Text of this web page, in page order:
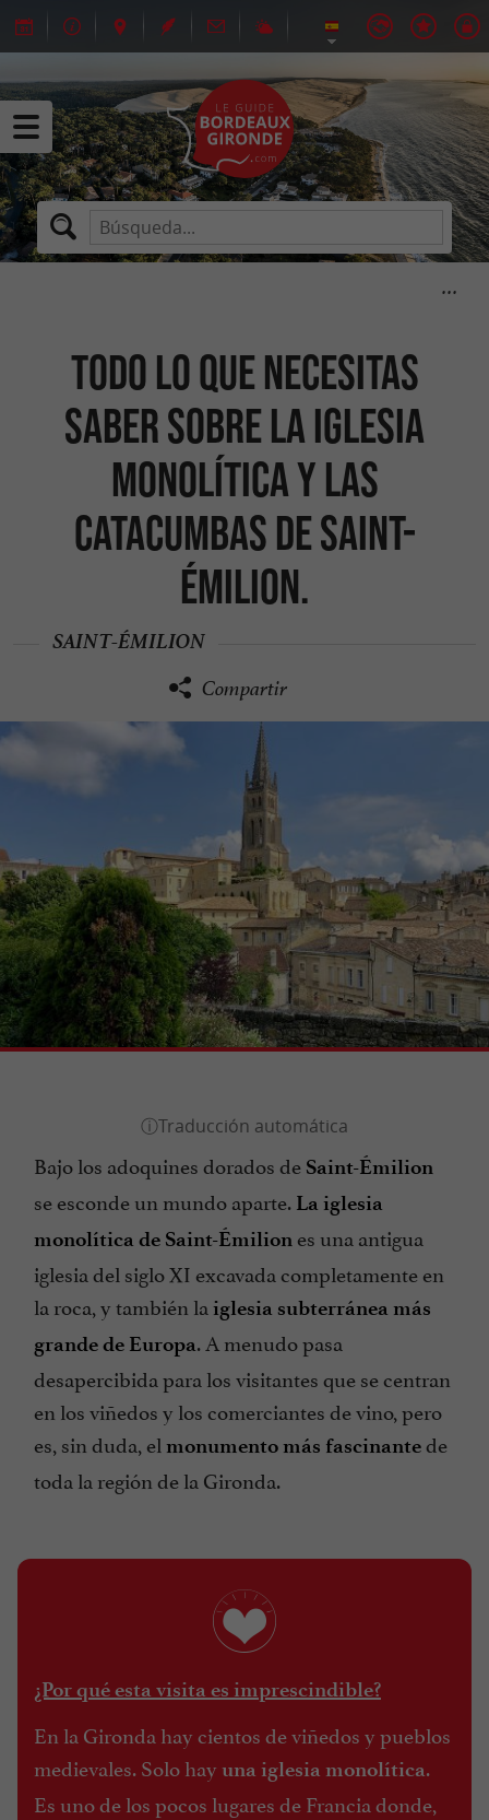
Todo lo que necesitas
saber sobre la iglesia
monolítica y las
catacumbas de Saint-
Émilion.
SAINT-ÉMILION
Compartir
Bajo los adoquines dorados de Saint-Émilion
se esconde un mundo aparte. La iglesia
monolítica de Saint-Émilion es una antigua
iglesia del siglo XI excavada completamente en
la roca, y también la iglesia subterránea más
grande de Europa. A menudo pasa
desapercibida para los visitantes que se centran
en los viñedos y los comerciantes de vino, pero
es, sin duda, el monumento más fascinantede
toda la región de la Gironda.
¿Por qué esta visita es imprescindible?
En la Gironda hay cientos de viñedos y pueblos
medievales. Solo hay una iglesia monolítica.
Es uno de los pocos lugares de Francia donde,